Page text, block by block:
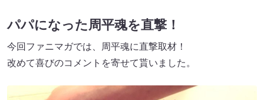
パパになった周平魂を直撃！
今回ファニマガでは、周平魂に直撃取材！
改めて喜びのコメントを寄せて貰いました。